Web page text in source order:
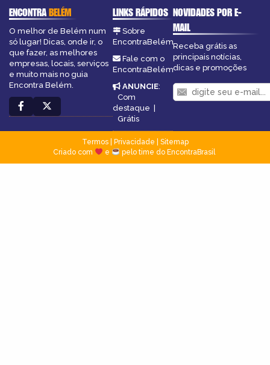
ENCONTRABELÉM
O melhor de Belém num
só lugar! Dicas, onde ir, o
que fazer, as melhores
empresas, locais, serviços
e muito mais no guia
Encontra Belém.
LINKS RÁPIDOS
Sobre
EncontraBelém
Fale com o
EncontraBelém
ANUNCIE:
Com
destaque
Grátis
NOVIDADES POR E-
MAIL
Receba grátis as
principais notícias,
dicas e promoções
Termos| Privacidade
Sitemap
Criado com
e pelo time do EncontraBrasil